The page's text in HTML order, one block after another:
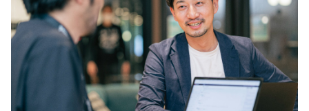
新卒エージェント
イベント・セミナー
4択課題
ナレッジ
SQL
評価結果一覧
再チャレンジ結果一覧
メディア
Tech Team Journal
paizaとは？